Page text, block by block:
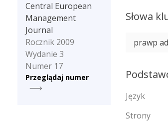
Central European
Management
Journal
Rocznik 2009
Wydanie 3
Numer 17
Przeglądaj numer
Słowa
prawp
Język
Strony